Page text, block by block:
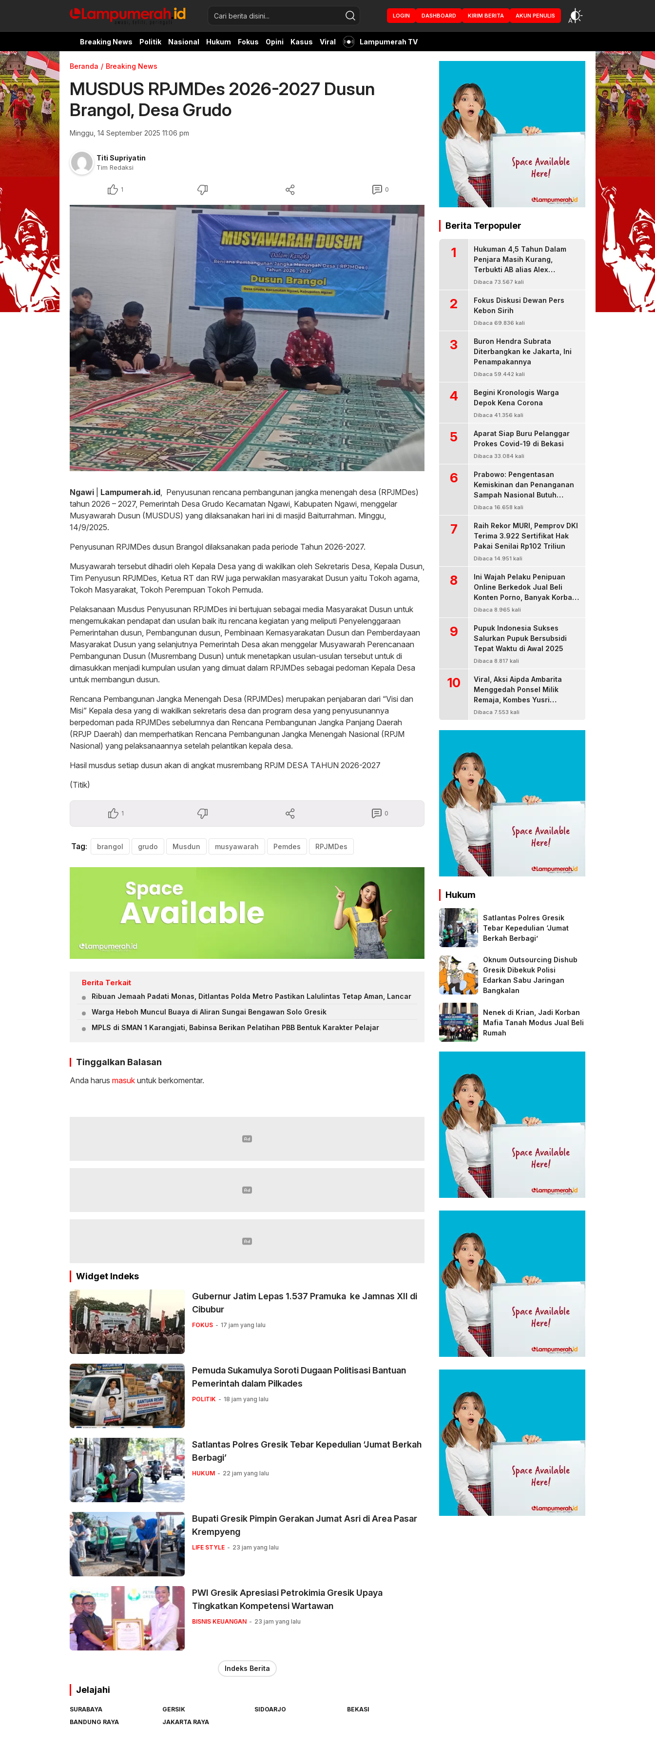
LOGIN DASHBOARD KIRIM BERITA AKUN PENULIS
Breaking News Politik Nasional Hukum Fokus Opini Kasus Viral Lampumerah TV
Beranda Breaking News
MUSDUS RPJMDes 2026-2027 Dusun
Brangol, Desa Grudo
Minggu, 14 September 2025 11:06 pm
Titi Supriyatin
Tim Redaksi
1 0
Ngawi Lampumerah.id , Penyusunan rencana pembangunan jangka menengah desa (RPJMDes)
tahun 2026 – 2027, Pemerintah Desa Grudo Kecamatan Ngawi, Kabupaten Ngawi, menggelar
Musyawarah Dusun (MUSDUS) yang dilaksanakan hari ini di masjid Baiturrahman. Minggu,
14/9/2025.
Penyusunan RPJMDes dusun Brangol dilaksanakan pada periode Tahun 2026-2027.
Musyawarah tersebut dihadiri oleh Kepala Desa yang di wakilkan oleh Sekretaris Desa, Kepala Dusun,
Tim Penyusun RPJMDes, Ketua RT dan RW juga perwakilan masyarakat Dusun yaitu Tokoh agama,
Tokoh Masyarakat, Tokoh Perempuan Tokoh Pemuda.
Pelaksanaan Musdus Penyusunan RPJMDes ini bertujuan sebagai media Masyarakat Dusun untuk
mengemukakan pendapat dan usulan baik itu rencana kegiatan yang meliputi Penyelenggaraan
Pemerintahan dusun, Pembangunan dusun, Pembinaan Kemasyarakatan Dusun dan Pemberdayaan
Masyarakat Dusun yang selanjutnya Pemerintah Desa akan menggelar Musyawarah Perencanaan
Pembangunan Dusun (Musrembang Dusun) untuk menetapkan usulan-usulan tersebut untuk di
dimasukkan menjadi kumpulan usulan yang dimuat dalam RPJMDes sebagai pedoman Kepala Desa
untuk membangun dusun.
Rencana Pembangunan Jangka Menengah Desa (RPJMDes) merupakan penjabaran dari “Visi dan
Misi” Kepala desa yang di wakilkan sekretaris desa dan program desa yang penyusunannya
berpedoman pada RPJMDes sebelumnya dan Rencana Pembangunan Jangka Panjang Daerah
(RPJP Daerah) dan memperhatikan Rencana Pembangunan Jangka Menengah Nasional (RPJM
Nasional) yang pelaksanaannya setelah pelantikan kepala desa.
Hasil musdus setiap dusun akan di angkat musrembang RPJM DESA TAHUN 2026-2027
(Titik)
1 0
Tag: brangol grudo Musdun musyawarah Pemdes RPJMDes
Berita Terkait
Ribuan Jemaah Padati Monas, Ditlantas Polda Metro Pastikan Lalulintas Tetap Aman, Lancar
Warga Heboh Muncul Buaya di Aliran Sungai Bengawan Solo Gresik
MPLS di SMAN 1 Karangjati, Babinsa Berikan Pelatihan PBB Bentuk Karakter Pelajar
Tinggalkan Balasan
Anda harus masuk untuk berkomentar.
Widget Indeks
Gubernur Jatim Lepas 1.537 Pramuka ke Jamnas XII di
Cibubur
FOKUS 17 jam yang lalu
Pemuda Sukamulya Soroti Dugaan Politisasi Bantuan
Pemerintah dalam Pilkades
POLITIK 18 jam yang lalu
Satlantas Polres Gresik Tebar Kepedulian ‘Jumat Berkah
Berbagi’
HUKUM 22 jam yang lalu
Bupati Gresik Pimpin Gerakan Jumat Asri di Area Pasar
Krempyeng
LIFE STYLE 23 jam yang lalu
PWI Gresik Apresiasi Petrokimia Gresik Upaya
Tingkatkan Kompetensi Wartawan
BISNIS KEUANGAN 23 jam yang lalu
Indeks Berita
Jelajahi
SURABAYA GERSIK SIDOARJO
BEKASI
BANDUNG RAYA
JAKARTA RAYA
Berita Terpopuler
1
Hukuman 4,5 Tahun Dalam
Penjara Masih Kurang,
Terbukti AB alias Alex
Residivis Narkoba Kembali
Dibaca 73.567 kali
2
Fokus Diskusi Dewan Pers
Kebon Sirih
Dibaca 69.836 kali
3
Buron Hendra Subrata
Diterbangkan ke Jakarta, Ini
Penampakannya
Dibaca 59.442 kali
4
Begini Kronologis Warga
Depok Kena Corona
Dibaca 41.356 kali
5
Aparat Siap Buru Pelanggar
Prokes Covid-19 di Bekasi
Dibaca 33.084 kali
6
Prabowo: Pengentasan
Kemiskinan dan Penanganan
Sampah Nasional Butuh
Persatuan dan Kepemimpinan
Dibaca 16.658 kali
7
Raih Rekor MURI, Pemprov DKI
Terima 3.922 Sertifikat Hak
Pakai Senilai Rp102 Triliun
Dibaca 14.951 kali
8
Ini Wajah Pelaku Penipuan
Online Berkedok Jual Beli
Konten Porno, Banyak Korban
Rugi Jutaan Rupiah
Dibaca 8.965 kali
9
Pupuk Indonesia Sukses
Salurkan Pupuk Bersubsidi
Tepat Waktu di Awal 2025
Dibaca 8.817 kali
10
Viral, Aksi Aipda Ambarita
Menggedah Ponsel Milik
Remaja, Kombes Yusri
Bereaksi
Dibaca 7.553 kali
Hukum
Satlantas Polres Gresik
Tebar Kepedulian ‘Jumat
Berkah Berbagi’
Oknum Outsourcing Dishub
Gresik Dibekuk Polisi
Edarkan Sabu Jaringan
Bangkalan
Nenek di Krian, Jadi Korban
Mafia Tanah Modus Jual Beli
Rumah